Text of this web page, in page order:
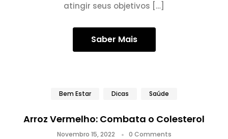
atingir seus objetivos […]
Saber Mais
Bem Estar Dicas Saúde
Arroz Vermelho: Combata o Colesterol
Novembro 15, 2022 0 Comments